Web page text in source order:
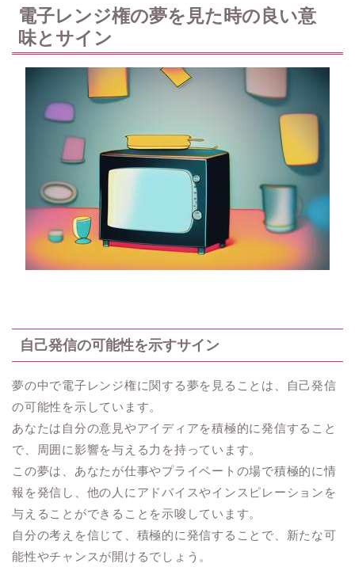
電子レンジ権の夢を見た時の良い意
味とサイン
自己発信の可能性を示すサイン
夢の中で電子レンジ権に関する夢を見ることは、自己発信
の可能性を示しています。
あなたは自分の意見やアイディアを積極的に発信すること
で、周囲に影響を与える力を持っています。
この夢は、あなたが仕事やプライベートの場で積極的に情
報を発信し、他の人にアドバイスやインスピレーションを
与えることができることを示唆しています。
自分の考えを信じて、積極的に発信することで、新たな可
能性やチャンスが開けるでしょう。